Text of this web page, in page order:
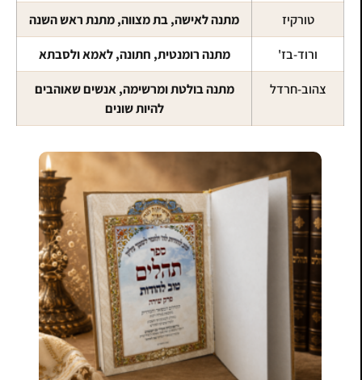
טורקיז
מתנה לאישה, בת מצווה, מתנת ראש השנה
ורוד-בז'
מתנה רומנטית, חתונה, לאמא ולסבתא
צהוב-חרדל
מתנה בולטת ומרשימה, אנשים שאוהבים
להיות שונים